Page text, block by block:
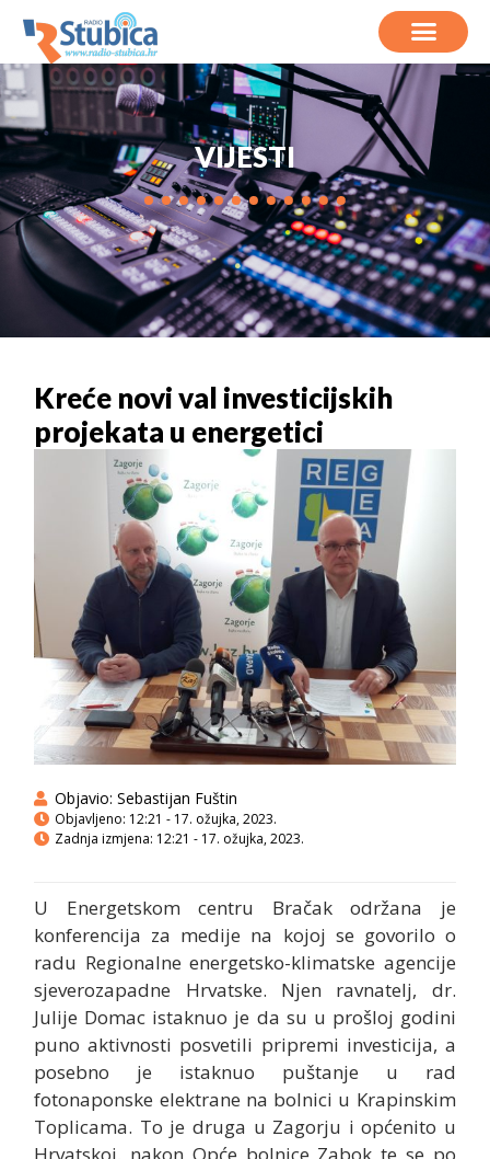
VIJESTI
Kreće novi val investicijskih
projekata u energetici
Objavio: Sebastijan Fuštin
Objavljeno: 12:21 - 17. ožujka, 2023.
Zadnja izmjena: 12:21 - 17. ožujka, 2023.
U Energetskom centru Bračak održana je
konferencija za medije na kojoj se govorilo o
radu Regionalne energetsko-klimatske agencije
sjeverozapadne Hrvatske. Njen ravnatelj, dr.
Julije Domac istaknuo je da su u prošloj godini
puno aktivnosti posvetili pripremi investicija, a
posebno je istaknuo puštanje u rad
fotonaponske elektrane na bolnici u Krapinskim
Toplicama. To je druga u Zagorju i općenito u